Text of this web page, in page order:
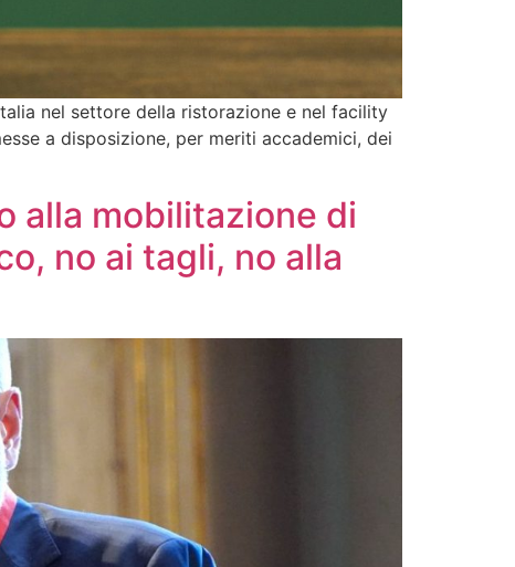
nel settore della ristorazione e nel facility
a disposizione, per meriti accademici, dei
alla mobilitazione di
no ai tagli, no alla